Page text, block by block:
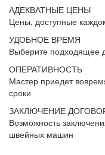
АДЕКВАТНЫЕ ЦЕНЫ
Цены, доступные
УДОБНОЕ ВРЕМЯ
Выберите подходящее
ОПЕРАТИВНОСТЬ
Мастер приедет
сроки
ЗАКЛЮЧЕНИЕ
Возможность
швейных машин